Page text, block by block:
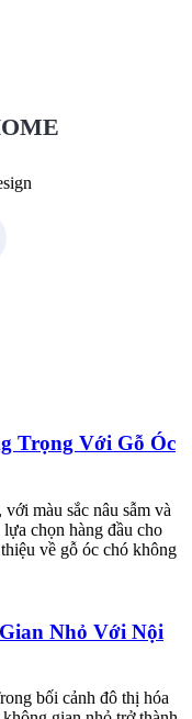
Trọng Với Gỗ Óc
màu sắc nâu sẫm và
chọn hàng đầu cho
về gỗ óc chó không
Nhỏ Với Nội
bối cảnh đô thị hóa